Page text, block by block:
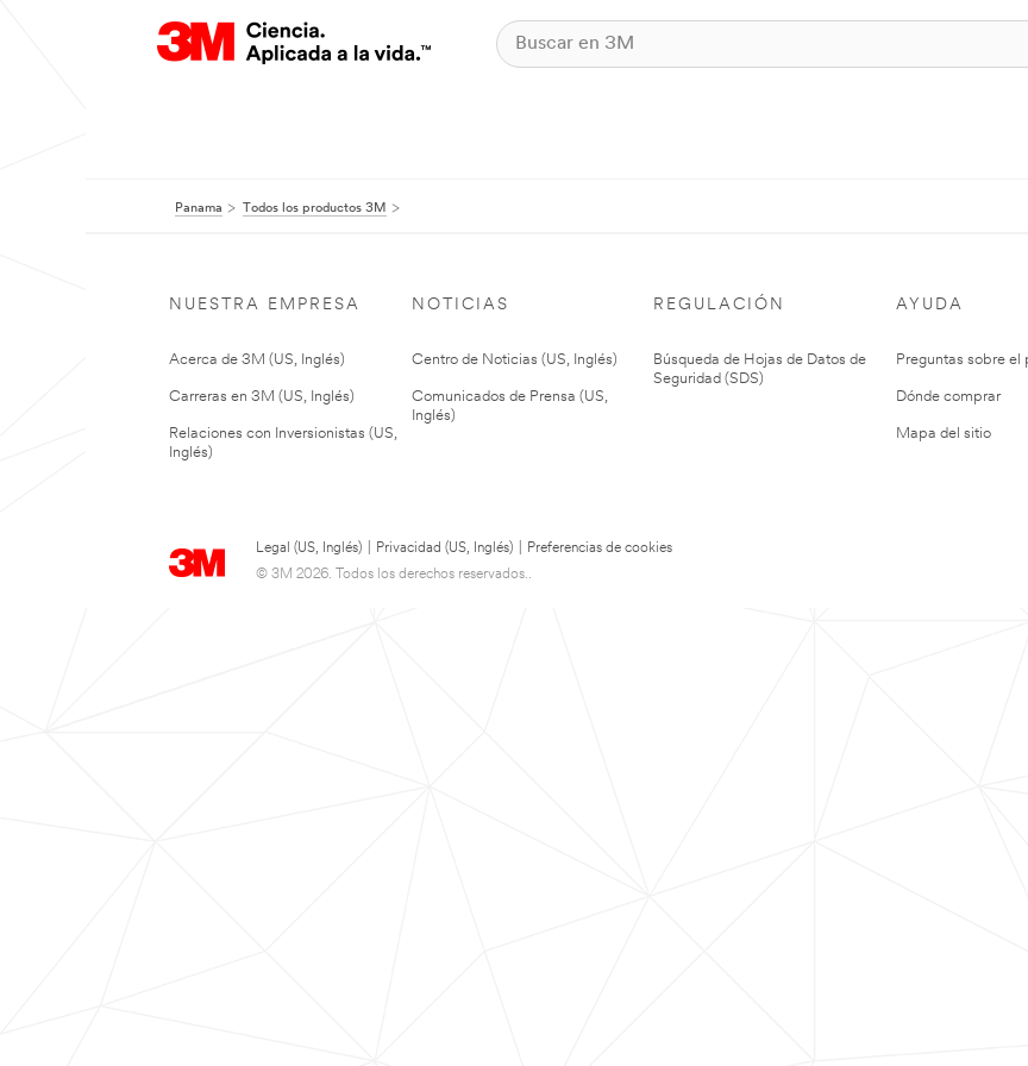
Panama Todos los productos 3M
NUESTRA EMPRESA
Acerca de 3M (US, Inglés)
Carreras en 3M (US, Inglés)
Relaciones con Inversionistas (US,
Inglés)
NOTICIAS
Centro de Noticias (US, Inglés)
Comunicados de Prensa (US,
Inglés)
REGULACIÓN
Búsqueda de Hojas de Datos de
Seguridad (SDS)
AYUDA
Preguntas sobre el
Dónde comprar
Mapa del sitio
Legal (US, Inglés) Privacidad (US, Inglés)
Preferencias de cookies
© 3M 2026. Todos los derechos reservados..